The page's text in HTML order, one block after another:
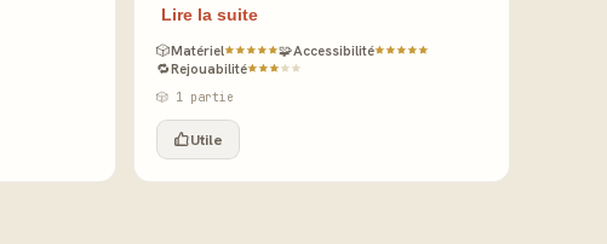
Lire la suite
🎲Matériel 🧩Accessibilité
🔁Rejouabilité
🎲 1 partie
Utile